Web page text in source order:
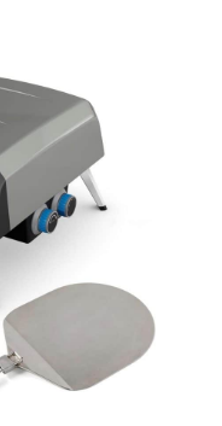
aux
répartit
la
et libère la
ainsi
croûte toujours
ET
:
en acier
304, Pi
est fait pour
Il est facile à